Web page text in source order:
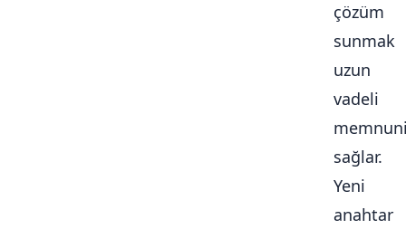
çözüm
sunmak
uzun
vadeli
sağlar.
Yeni
anahtar